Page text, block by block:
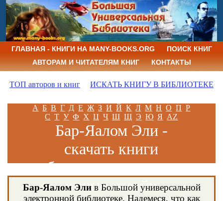
ГЛАВНАЯ - КНИГИ НА MANY-BOOKS.ORG
ПОИСК КНИГ
АВТОРАМ И ЧИТАТЕЛЯМ КНИГ
КОНТАКТЫ
ТОП авторов и книг ИСКАТЬ КНИГУ В БИБЛИОТЕКЕ
А Б В Г Д Е Ж З И Й К Л М Н О П Р
С Т У Ф Х Ц Ч Ш Щ Э Ю Я AZ
Бар-Яалом Эли -
скачать книги
бесплатно и читать
книги онлайн
Бар-Яалом Элив Большой универсальной
электронной библиотеке. Надемеся, что как